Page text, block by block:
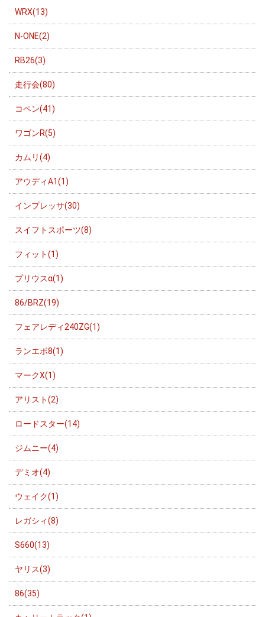
WRX(13)
N-ONE(2)
RB26(3)
走行会(80)
コペン(41)
ワゴンR(5)
カムリ(4)
アウディA1(1)
インプレッサ(30)
スイフトスポーツ(8)
フィット(1)
プリウスα(1)
86/BRZ(19)
フェアレディ240ZG(1)
ランエボ8(1)
マークX(1)
アリスト(2)
ロードスター(14)
ジムニー(4)
デミオ(4)
ウェイク(1)
レガシィ(8)
S660(13)
ヤリス(3)
86(35)